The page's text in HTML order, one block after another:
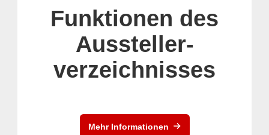
Funktionen des
Aussteller-
verzeichnisses
Mehr Informationen